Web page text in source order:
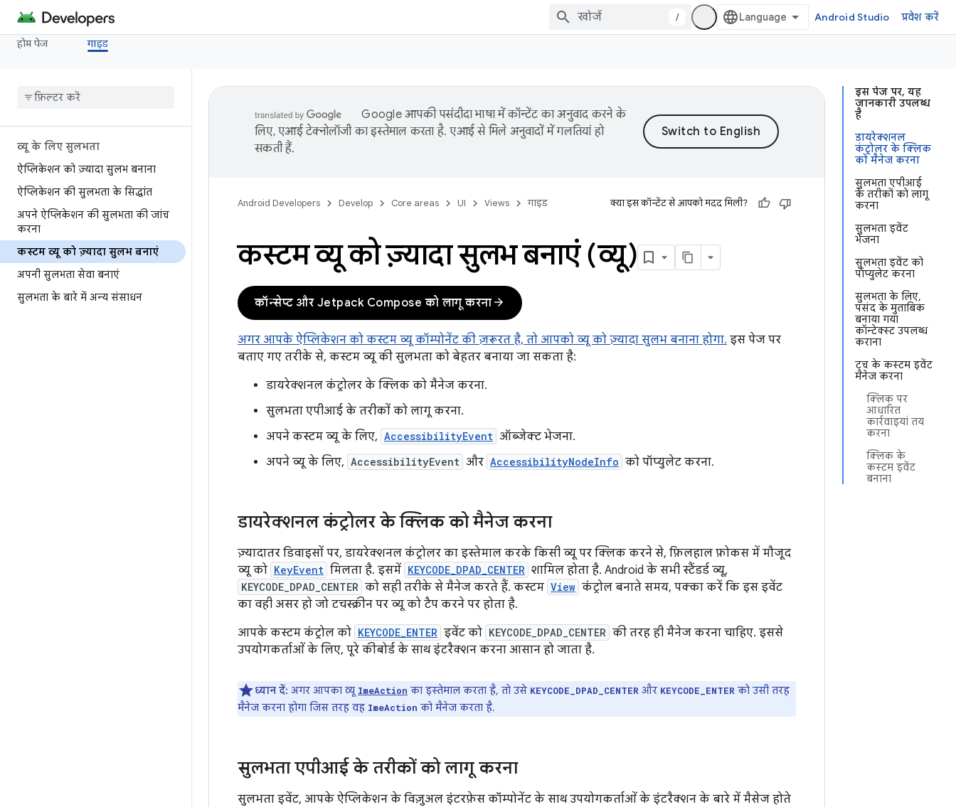
/ Android Studio प्रवेश करें
होम पेज गाइड
व्यू के लिए सुलभता
ऐप्लिकेशन को ज़्यादा सुलभ बनाना
ऐप्लिकेशन की सुलभता के सिद्धांत
अपने ऐप्लिकेशन की सुलभता की जांच
करना
कस्टम व्यू को ज़्यादा सुलभ बनाएं
अपनी सुलभता सेवा बनाएं
सुलभता के बारे में अन्य संसाधन
इस पेज पर, यह
जानकारी उपलब्ध
है
डायरेक्शनल
कंट्रोलर के क्लिक
को मैनेज करना
सुलभता एपीआई
के तरीकों को लागू
करना
सुलभता इवेंट
भेजना
सुलभता इवेंट को
पॉप्युलेट करना
सुलभता के लिए,
पसंद के मुताबिक
बनाया गया
कॉन्टेक्स्ट उपलब्ध
कराना
टच के कस्टम इवेंट
मैनेज करना
क्लिक पर
आधारित
कार्रवाइयां तय
करना
क्लिक के
कस्टम इवेंट
बनाना
Google आपकी पसंदीदा भाषा में कॉन्टेंट का अनुवाद करने के
लिए, एआई टेक्नोलॉजी का इस्तेमाल करता है. एआई से मिले अनुवादों में गलतियां हो
सकती हैं.
Android Developers Develop Core areas UI Views गाइड क्या इस कॉन्टेंट से आपको मदद मिली?
कस्टम व्यू को ज़्यादा सुलभ बनाएं (व्यू)
कॉन्सेप्ट और Jetpack Compose को लागू करना arrow_forward
अगर आपके ऐप्लिकेशन को कस्टम व्यू कॉम्पोनेंट की ज़रूरत है, तो आपको व्यू को ज़्यादा सुलभ बनाना होगा. इस पेज पर
बताए गए तरीके से, कस्टम व्यू की सुलभता को बेहतर बनाया जा सकता है:
डायरेक्शनल कंट्रोलर के क्लिक को मैनेज करना.
सुलभता एपीआई के तरीकों को लागू करना.
अपने कस्टम व्यू के लिए, AccessibilityEvent ऑब्जेक्ट भेजना.
अपने व्यू के लिए, AccessibilityEvent और AccessibilityNodeInfo को पॉप्युलेट करना.
डायरेक्शनल कंट्रोलर के क्लिक को मैनेज करना
ज़्यादातर डिवाइसों पर, डायरेक्शनल कंट्रोलर का इस्तेमाल करके किसी व्यू पर क्लिक करने से, फ़िलहाल फ़ोकस में मौजूद
व्यू को KeyEvent मिलता है. इसमें KEYCODE_DPAD_CENTER शामिल होता है. Android के सभी स्टैंडर्ड व्यू,
KEYCODE_DPAD_CENTER को सही तरीके से मैनेज करते हैं. कस्टम View कंट्रोल बनाते समय, पक्का करें कि इस इवेंट
का वही असर हो जो टचस्क्रीन पर व्यू को टैप करने पर होता है.
आपके कस्टम कंट्रोल को KEYCODE_ENTER इवेंट को KEYCODE_DPAD_CENTER की तरह ही मैनेज करना चाहिए. इससे
उपयोगकर्ताओं के लिए, पूरे कीबोर्ड के साथ इंटरैक्शन करना आसान हो जाता है.
ध्यान दें: अगर आपका व्यू ImeAction का इस्तेमाल करता है, तो उसे KEYCODE_DPAD_CENTER और KEYCODE_ENTER को उसी तरह
मैनेज करना होगा जिस तरह वह ImeAction को मैनेज करता है.
सुलभता एपीआई के तरीकों को लागू करना
सुलभता इवेंट, आपके ऐप्लिकेशन के विज़ुअल इंटरफ़ेस कॉम्पोनेंट के साथ उपयोगकर्ताओं के इंटरैक्शन के बारे में मैसेज होते